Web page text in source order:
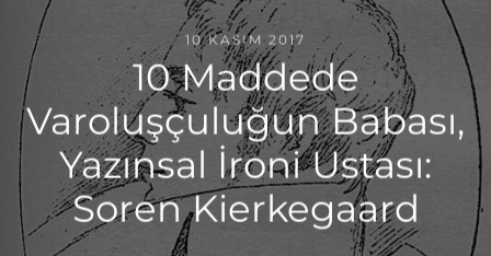
10 KASIM 2017
10 Maddede
Varoluşçuluğun Babası,
Yazınsal İroni Ustası:
Soren Kierkegaard